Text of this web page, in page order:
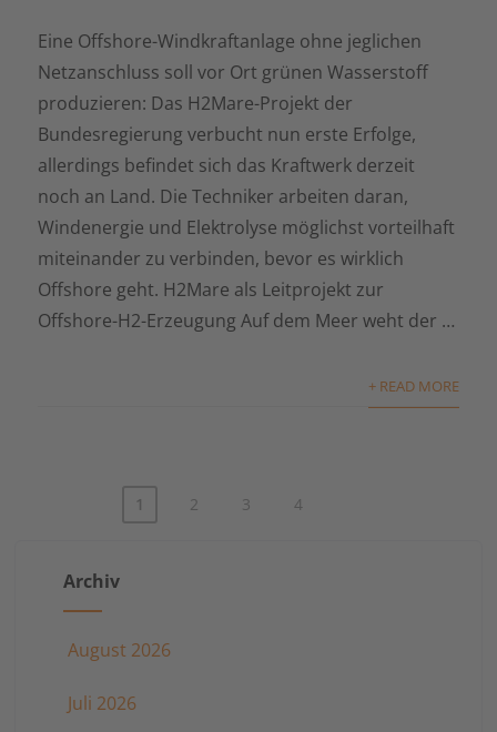
Eine Offshore-Windkraftanlage ohne jeglichen
Netzanschluss soll vor Ort grünen Wasserstoff
produzieren: Das H2Mare-Projekt der
Bundesregierung verbucht nun erste Erfolge,
allerdings befindet sich das Kraftwerk derzeit
noch an Land. Die Techniker arbeiten daran,
Windenergie und Elektrolyse möglichst vorteilhaft
miteinander zu verbinden, bevor es wirklich
Offshore geht. H2Mare als Leitprojekt zur
Offshore-H2-Erzeugung Auf dem Meer weht der …
+ READ MORE
Seitennummerierung
Beiträge
1 2 3 4
Archiv
August 2026
Juli 2026